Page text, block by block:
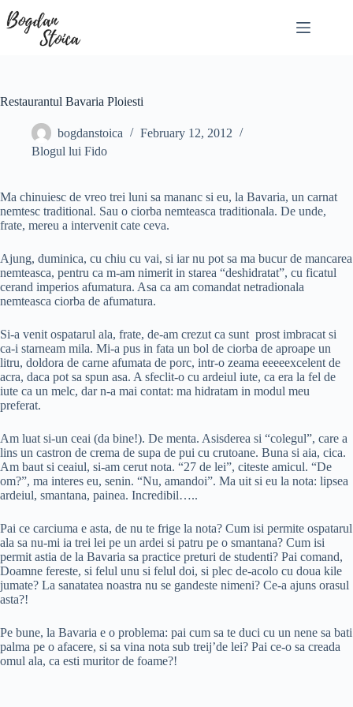
to
content
Restaurantul Bavaria Ploiesti
bogdanstoica
February 12, 2012
Blogul lui Fido
Ma chinuiesc de vreo trei luni sa mananc si eu, la Bavaria, un carnat
nemtesc traditional. Sau o ciorba nemteasca traditionala. De unde,
frate, mereu a intervenit cate ceva.
Ajung, duminica, cu chiu cu vai, si iar nu pot sa ma bucur de mancarea
nemteasca, pentru ca m-am nimerit in starea “deshidratat”, cu ficatul
cerand imperios afumatura. Asa ca am comandat netradionala
nemteasca ciorba de afumatura.
Si-a venit ospatarul ala, frate, de-am crezut ca sunt prost imbracat si
ca-i starneam mila. Mi-a pus in fata un bol de ciorba de aproape un
litru, doldora de carne afumata de porc, intr-o zeama eeeeexcelent de
acra, daca pot sa spun asa. A sfeclit-o cu ardeiul iute, ca era la fel de
iute ca un melc, dar n-a mai contat: ma hidratam in modul meu
preferat.
Am luat si-un ceai (da bine!). De menta. Asisderea si “colegul”, care a
lins un castron de crema de supa de pui cu crutoane. Buna si aia, cica.
Am baut si ceaiul, si-am cerut nota. “27 de lei”, citeste amicul. “De
om?”, ma interes eu, senin. “Nu, amandoi”. Ma uit si eu la nota: lipsea
ardeiul, smantana, painea. Incredibil…..
Pai ce carciuma e asta, de nu te frige la nota? Cum isi permite ospatarul
ala sa nu-mi ia trei lei pe un ardei si patru pe o smantana? Cum isi
permit astia de la Bavaria sa practice preturi de studenti? Pai comand,
Doamne fereste, si felul unu si felul doi, si plec de-acolo cu doua kile
jumate? La sanatatea noastra nu se gandeste nimeni? Ce-a ajuns orasul
asta?!
Pe bune, la Bavaria e o problema: pai cum sa te duci cu un nene sa bati
palma pe o afacere, si sa vina nota sub treij’de lei? Pai ce-o sa creada
omul ala, ca esti muritor de foame?!